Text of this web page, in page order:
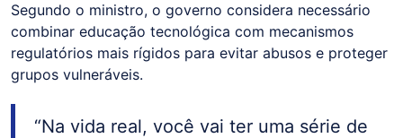
Segundo o ministro, o governo considera necessário
combinar educação tecnológica com mecanismos
regulatórios mais rígidos para evitar abusos e proteger
grupos vulneráveis.
“Na vida real, você vai ter uma série de